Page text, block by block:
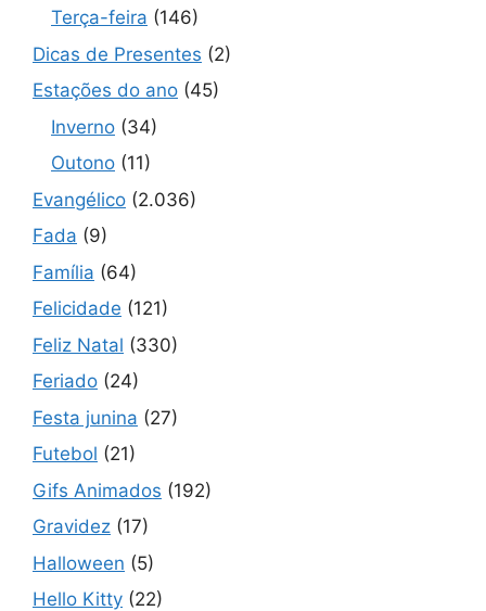
Terça-feira (146)
Dicas de Presentes (2)
Estações do ano (45)
Inverno (34)
Outono (11)
Evangélico (2.036)
Fada (9)
Família (64)
Felicidade (121)
Feliz Natal (330)
Feriado (24)
Festa junina (27)
Futebol (21)
Gifs Animados (192)
Gravidez (17)
Halloween (5)
Hello Kitty (22)